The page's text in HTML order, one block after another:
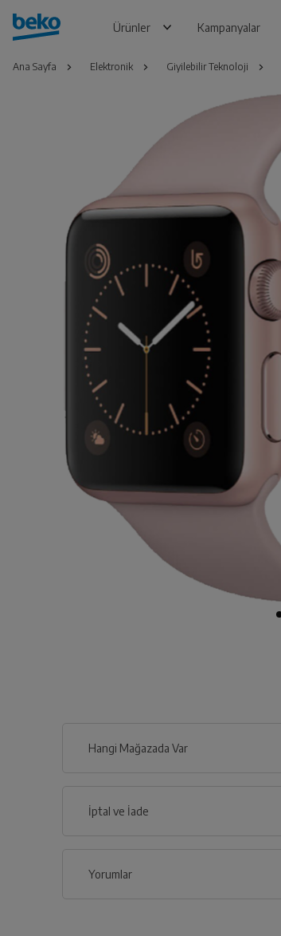
Ürünler Kampanyalar
Ana Sayfa Elektronik Giyilebilir Teknoloji
Hangi Mağazada Var
İptal ve İade
Yorumlar